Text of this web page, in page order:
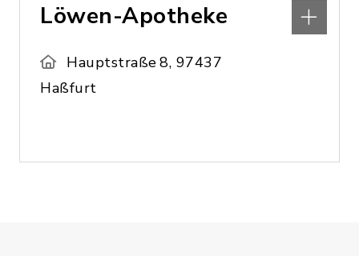
Löwen-Apotheke
Hauptstraße 8, 97437
Haßfurt